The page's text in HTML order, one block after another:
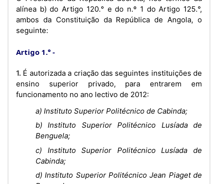
alínea b) do Artigo 120.° e do n.º 1 do Artigo 125.°,
ambos da Constituição da República de Angola, o
seguinte:
Artigo 1.°
1. É autorizada a criação das seguintes instituições de
ensino superior privado, para entrarem em
funcionamento no ano lectivo de 2012:
a) Instituto Superior Politécnico de Cabinda;
b) Instituto Superior Politécnico Lusíada de
Benguela;
c) Instituto Superior Politécnico Lusíada de
Cabinda;
d) Instituto Superior Politécnico Jean Piaget de